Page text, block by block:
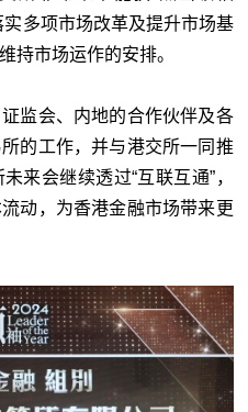
多项市场改革及提升市场基
持市场运作的安排。
监会、内地的合作伙伴及各
的工作，并与港交所一同推
来会继续透过“互联互通”，
动，为香港金融市场带来更